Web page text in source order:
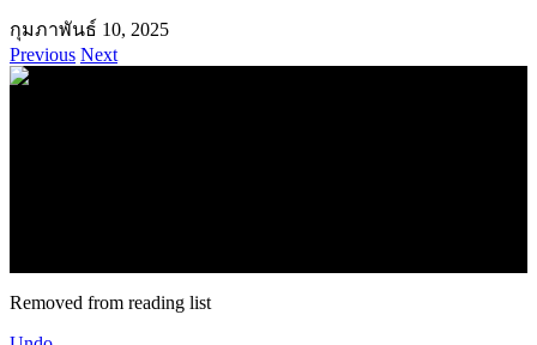
กุมภาพันธ์ 10, 2025
Previous Next
Removed from reading list